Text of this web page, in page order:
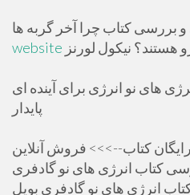
بررسی کتاب چرا آخر گربه ها
website
های نو انرژی برای آینده ای
پایدار
رایگان کتاب-->>> فروش آنلاین
کتاب انرژی های نو گادفری
انرژی های نو گادفری بویل